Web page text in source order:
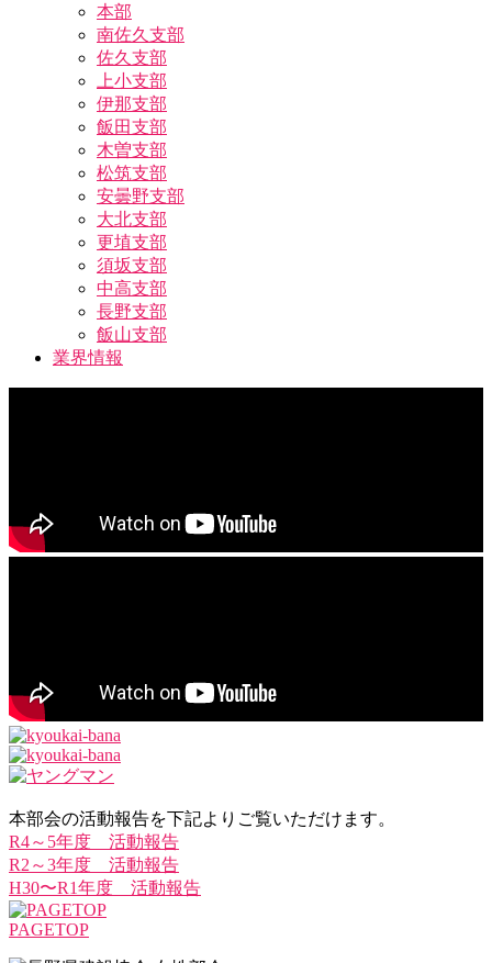
本部
南佐久支部
佐久支部
上小支部
伊那支部
飯田支部
木曽支部
松筑支部
安曇野支部
大北支部
更埴支部
須坂支部
中高支部
長野支部
飯山支部
業界情報
本部会の活動報告を下記よりご覧いただけます。
R4～5年度 活動報告
R2～3年度 活動報告
H30〜R1年度 活動報告
PAGETOP